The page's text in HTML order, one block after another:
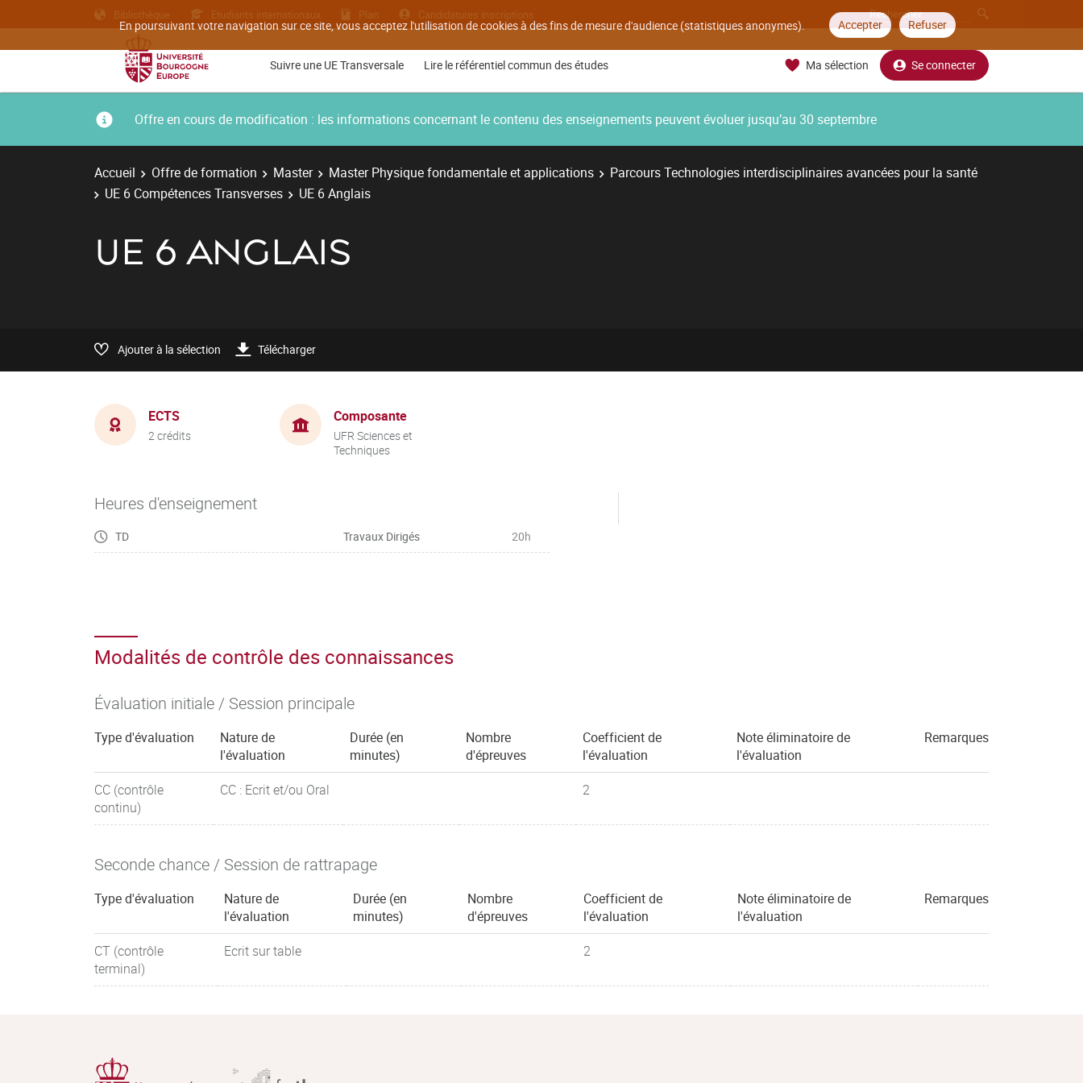
En poursuivant votre navigation sur ce site, vous acceptez l'utilisation de cookies à des fins de mesure d'audience (statistiques anonymes). Accepter Refuser
Bibliothèque Etudiants internationaux Plan Candidatures inscriptions
Suivre une UE Transversale Lire le référentiel commun des études Ma sélection Se connecter
Offre en cours de modification : les informations concernant le contenu des enseignements peuvent évoluer jusqu’au 30 septembre
Accueil Offre de formation Master Master Physique fondamentale et applications
Parcours Technologies interdisciplinaires avancées pour la santé
UE 6 Compétences Transverses
UE 6 Anglais
UE 6 ANGLAIS
Ajouter à la sélection Télécharger
ECTS
2 crédits
Composante
UFR Sciences et
Techniques
Heures d'enseignement
TD Travaux Dirigés 20h
Modalités de contrôle des connaissances
Évaluation initiale / Session principale
Type d'évaluation
Nature de
l'évaluation
Durée (en
minutes)
Nombre
d'épreuves
Coefficient de
l'évaluation
Note éliminatoire de
l'évaluation
Remarques
CC (contrôle
continu)
CC : Ecrit et/ou Oral 2
Seconde chance / Session de rattrapage
Type d'évaluation
Nature de
l'évaluation
Durée (en
minutes)
Nombre
d'épreuves
Coefficient de
l'évaluation
Note éliminatoire de
l'évaluation
Remarques
CT (contrôle
terminal)
Ecrit sur table 2